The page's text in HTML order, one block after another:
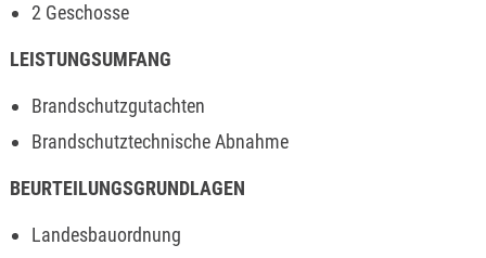
2 Geschosse
LEISTUNGSUMFANG
Brandschutzgutachten
Brandschutztechnische Abnahme
BEURTEILUNGSGRUNDLAGEN
Landesbauordnung